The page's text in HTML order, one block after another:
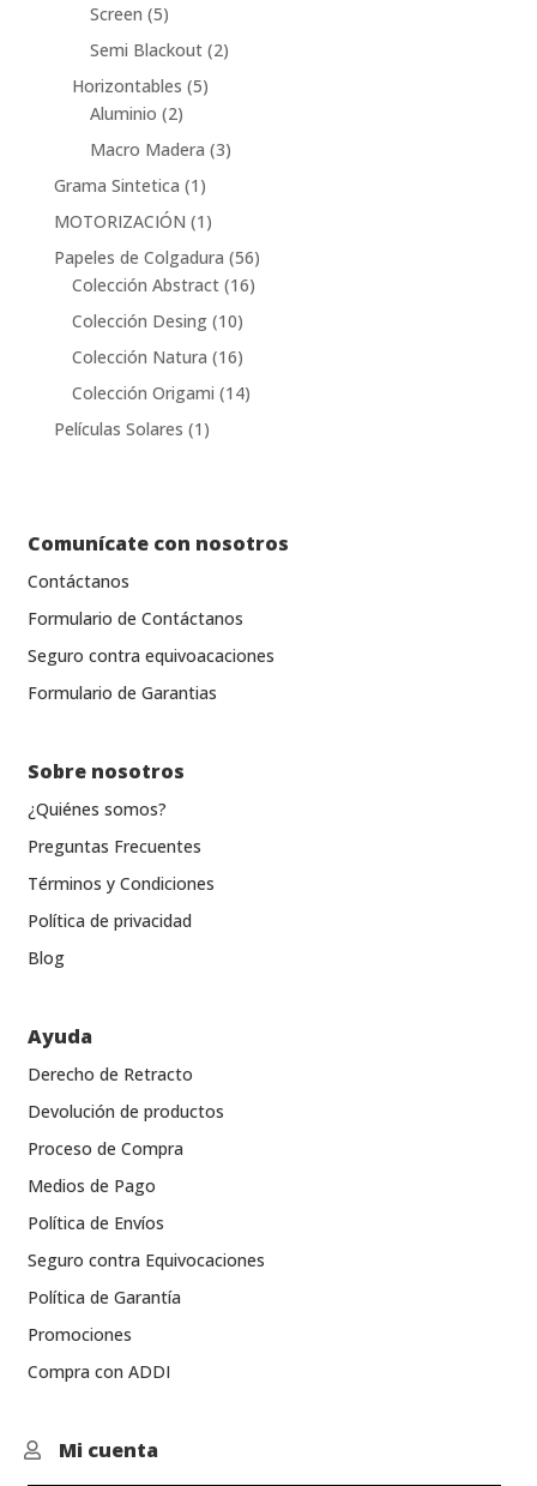
Screen 55
productos
Semi Blackout 22
Horizontables 55
Aluminio 22
productos
Macro Madera 33
Grama Sintetica 1 1
producto
MOTORIZACIÓN 1 1
producto
Papeles de Colgadura 5656
productos
Colección Abstract 1616
Colección Desing 1010
productos
Colección Natura 1616
productos
Colección Origami 1414
Películas Solares 1 1
Comunícate con nosotros
Contáctanos
Formulario de Contáctanos
Seguro contra equivoacaciones
Formulario de Garantias
Sobre nosotros
¿Quiénes somos?
Preguntas Frecuentes
Términos y Condiciones
Política de privacidad
Blog
Ayuda
Derecho de Retracto
Devolución de productos
Proceso de Compra
Medios de Pago
Política de Envíos
Seguro contra Equivocaciones
Política de Garantía
Promociones
Compra con ADDI
 Mi cuenta